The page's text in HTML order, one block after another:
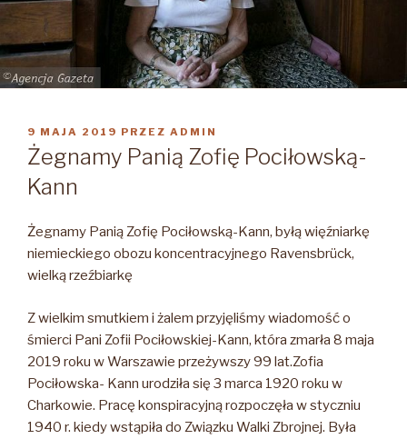
OPUBLIKOWANE
W
9 MAJA 2019 PRZEZ ADMIN
Żegnamy Panią Zofię Pociłowską-
Kann
Żegnamy Panią Zofię Pociłowską-Kann, byłą więźniarkę
niemieckiego obozu koncentracyjnego Ravensbrück,
wielką rzeźbiarkę
Z wielkim smutkiem i żalem przyjęliśmy wiadomość o
śmierci Pani Zofii Pociłowskiej-Kann, która zmarła 8 maja
2019 roku w Warszawie przeżywszy 99 lat.Zofia
Pociłowska- Kann urodziła się 3 marca 1920 roku w
Charkowie. Pracę konspiracyjną rozpoczęła w styczniu
1940 r. kiedy wstąpiła do Związku Walki Zbrojnej. Była